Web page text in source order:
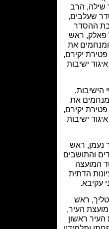
את
את